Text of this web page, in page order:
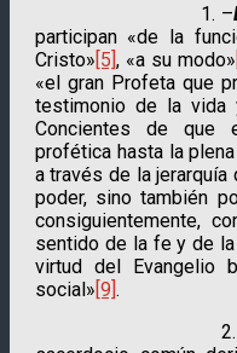
1. –
participan «de la
Cristo»[5], «a su modo»
«el gran Profeta que
testimonio de la vida
Concientes de que
profética hasta la
a través de la
poder, sino también
consiguiente­mente,
sentido de la fe y de
virtud del Evangelio
social»[9].
2.